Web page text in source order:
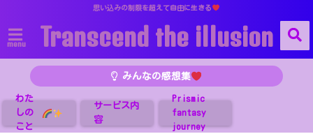
思い込みの制限を超えて自由に生きる
menu Transcend the illusion
みんなの感想集
わた
しの
こと
サービス内
容
Prismic
fantasy
journey